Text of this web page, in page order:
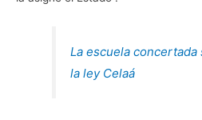
La escuela
la ley Celaá